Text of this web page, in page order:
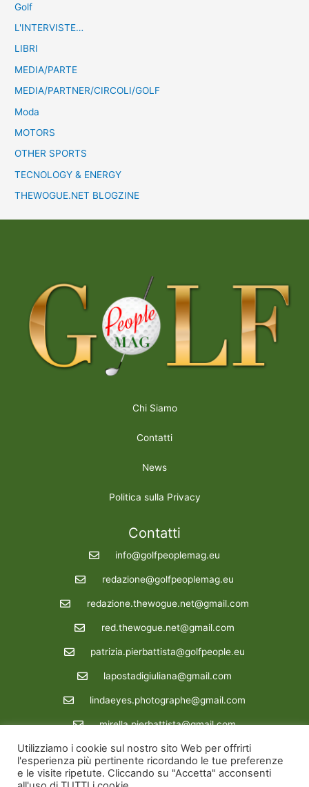
Golf
L'INTERVISTE…
LIBRI
MEDIA/PARTE
MEDIA/PARTNER/CIRCOLI/GOLF
Moda
MOTORS
OTHER SPORTS
TECNOLOGY & ENERGY
THEWOGUE.NET BLOGZINE
Chi Siamo
Contatti
News
Politica sulla Privacy
Contatti
info@golfpeoplemag.eu
redazione@golfpeoplemag.eu
redazione.thewogue.net@gmail.com
red.thewogue.net@gmail.com
patrizia.pierbattista@golfpeople.eu
lapostadigiuliana@gmail.com
lindaeyes.photographe@gmail.com
mirella.pierbattista@gmail.com
Redazione : 39 3288862722
Copyright © 2026 Golfpeoplemag | Powered by Golfpeoplemag
Utilizziamo i cookie sul nostro sito Web per offrirti
l'esperienza più pertinente ricordando le tue preferenze
e le visite ripetute. Cliccando su "Accetta" acconsenti